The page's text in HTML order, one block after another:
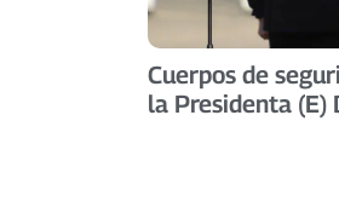
Cuerpos de
la Presidenta (E)